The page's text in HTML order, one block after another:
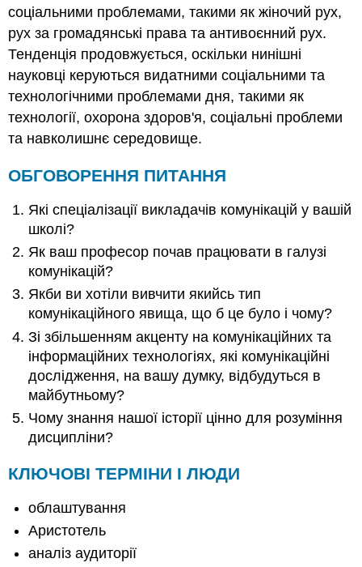
соціальними проблемами, такими як жіночий рух,
рух за громадянські права та антивоєнний рух.
Тенденція продовжується, оскільки нинішні
науковці керуються видатними соціальними та
технологічними проблемами дня, такими як
технології, охорона здоров'я, соціальні проблеми
та навколишнє середовище.
ОБГОВОРЕННЯ ПИТАННЯ
Які спеціалізації викладачів комунікацій у вашій
школі?
Як ваш професор почав працювати в галузі
комунікацій?
Якби ви хотіли вивчити якийсь тип
комунікаційного явища, що б це було і чому?
Зі збільшенням акценту на комунікаційних та
інформаційних технологіях, які комунікаційні
дослідження, на вашу думку, відбудуться в
майбутньому?
Чому знання нашої історії цінно для розуміння
дисципліни?
КЛЮЧОВІ ТЕРМІНИ І ЛЮДИ
облаштування
Аристотель
аналіз аудиторії